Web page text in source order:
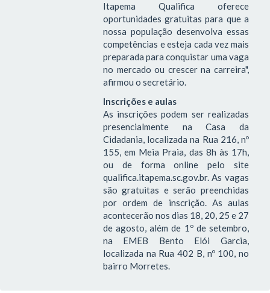
Itapema Qualifica oferece
oportunidades gratuitas para que a
nossa população desenvolva essas
competências e esteja cada vez mais
preparada para conquistar uma vaga
no mercado ou crescer na carreira",
afirmou o secretário.
Inscrições e aulas
As inscrições podem ser realizadas
presencialmente na Casa da
Cidadania, localizada na Rua 216, nº
155, em Meia Praia, das 8h às 17h,
ou de forma online pelo site
qualifica.itapema.sc.gov.br. As vagas
são gratuitas e serão preenchidas
por ordem de inscrição. As aulas
acontecerão nos dias 18, 20, 25 e 27
de agosto, além de 1º de setembro,
na EMEB Bento Elói Garcia,
localizada na Rua 402 B, nº 100, no
bairro Morretes.